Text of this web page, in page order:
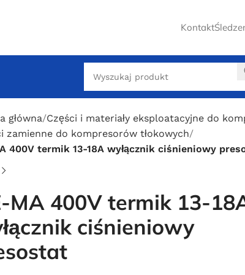
Kontakt
główna Części i materiały eksploatacyjne do
zamienne do kompresorów tłokowych
400V termik 13-18A wyłącznik ciśnieniowy
MA 400V termik 13-
ciśnieniowy